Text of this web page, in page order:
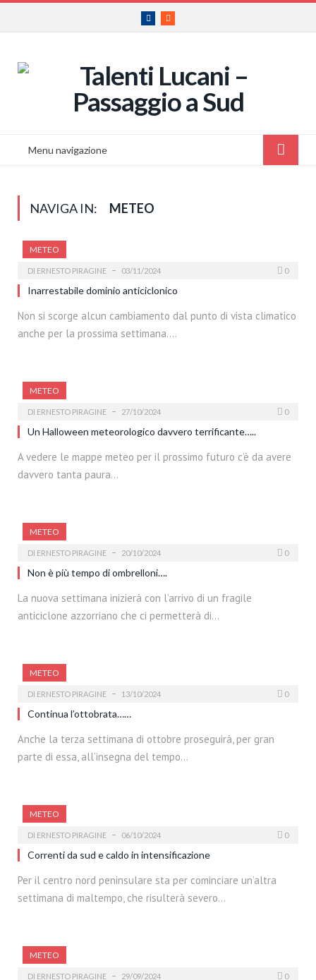
Facebook
RSS
Menu navigazione
NAVIGA IN: METEO
METEO
DI ERNESTO PIRAGINE 03/11/2024 0
Inarrestabile dominio anticiclonico
Non si scorge alcun cambiamento dal punto di vista climatico
anche per la prossima settimana.…
METEO
DI ERNESTO PIRAGINE 27/10/2024 0
Un Halloween meteorologico davvero terrificante…..
A vedere le mappe meteo per il prossimo futuro c’è da avere
davvero tanta paura…
METEO
DI ERNESTO PIRAGINE 20/10/2024 0
Non è più tempo di ombrelloni….
La nuova settimana inizierà con l’arrivo di un fragile
anticiclone azzorriano che ci permetterà di…
METEO
DI ERNESTO PIRAGINE 13/10/2024 0
Continua l’ottobrata……
Anche la terza settimana di ottobre proseguirà, per gran
parte di essa, all’insegna del tempo…
METEO
DI ERNESTO PIRAGINE 06/10/2024 0
Correnti da sud e caldo in intensificazione
Per il centro nord peninsulare sta per cominciare un’altra
settimana di maltempo, che risulterà severo…
METEO
DI ERNESTO PIRAGINE 29/09/2024 0